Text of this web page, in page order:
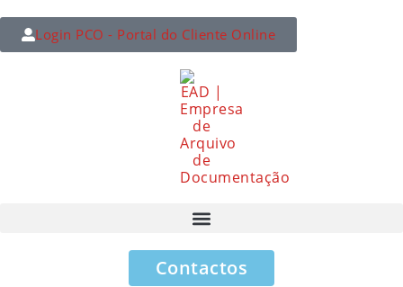
Login PCO - Portal do Cliente Online
Contactos